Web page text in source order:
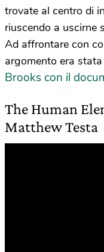
trovate al centro di
riuscendo a uscirne
Ad affrontare con
argomento era
Brooks con il
The Human
Matthew Testa